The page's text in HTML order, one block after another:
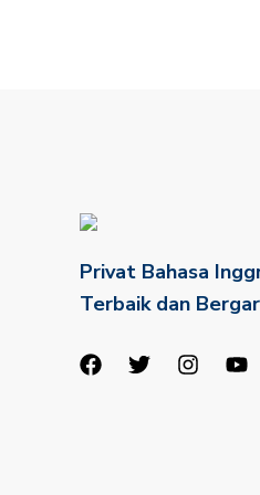
Privat Bahasa
Terbaik dan